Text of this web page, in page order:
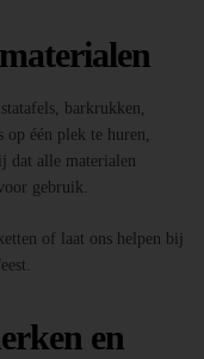
barkrukken,
één plek te huren,
dat alle materialen
gebruik.
of laat ons helpen bij
en